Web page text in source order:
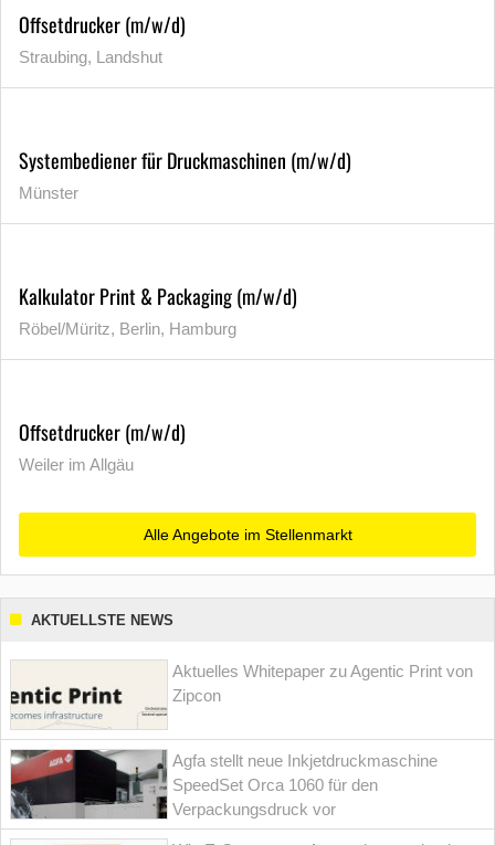
Offsetdrucker (m/w/d)
Straubing, Landshut
Systembediener für Druckmaschinen (m/w/d)
Münster
Kalkulator Print & Packaging (m/w/d)
Röbel/Müritz, Berlin, Hamburg
Offsetdrucker (m/w/d)
Weiler im Allgäu
Alle Angebote im Stellenmarkt
AKTUELLSTE NEWS
Aktuelles Whitepaper zu Agentic Print von
Zipcon
Agfa stellt neue Inkjetdruckmaschine
SpeedSet Orca 1060 für den
Verpackungsdruck vor